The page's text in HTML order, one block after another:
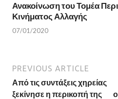
Ανακοίνωση του Τομέα
Κινήματος Αλλαγής
07/01/2020
PREVIOUS ARTICLE
Από τις συντάξεις χηρείας
ξεκίνησε η περικοπή της